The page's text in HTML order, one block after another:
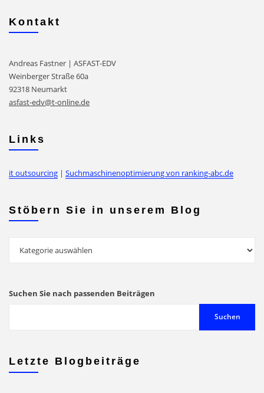
Kontakt
Andreas Fastner | ASFAST-EDV
Weinberger Straße 60a
92318 Neumarkt
asfast-edv@t-online.de
Links
it outsourcing | Suchmaschinenoptimierung von ranking-abc.de
Stöbern Sie in unserem Blog
Blog
Suchen Sie nach passenden Beiträgen
Suchen
Letzte Blogbeiträge